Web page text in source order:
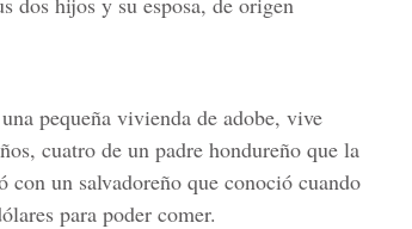
pequeña vivienda de adobe, vive
cuatro de un padre hondureño que la
un salvadoreño que conoció cuando
para poder comer.